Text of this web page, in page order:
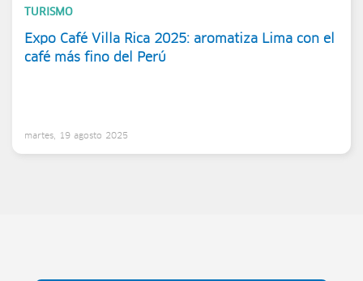
TURISMO
Expo Café Villa Rica 2025: aromatiza Lima con el
café más fino del Perú
martes, 19 agosto 2025